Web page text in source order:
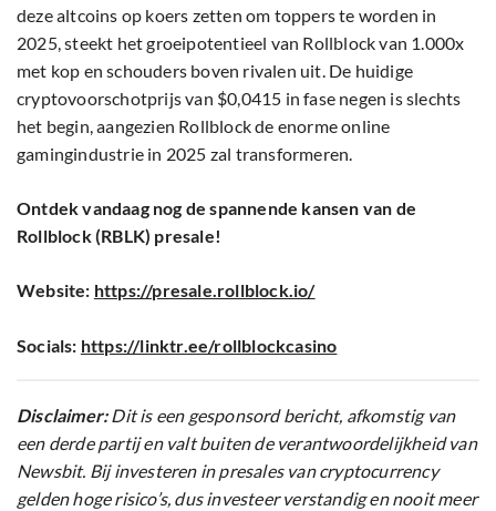
deze altcoins op koers zetten om toppers te worden in
2025, steekt het groeipotentieel van Rollblock van 1.000x
met kop en schouders boven rivalen uit. De huidige
cryptovoorschotprijs van $0,0415 in fase negen is slechts
het begin, aangezien Rollblock de enorme online
gamingindustrie in 2025 zal transformeren.
Ontdek vandaag nog de spannende kansen van de
Rollblock (RBLK) presale!
Website: https://presale.rollblock.io/
Socials: https://linktr.ee/rollblockcasino
Disclaimer:Dit is een gesponsord bericht, afkomstig van
een derde partij en valt buiten de verantwoordelijkheid van
Newsbit. Bij investeren in presales van cryptocurrency
gelden hoge risico’s, dus investeer verstandig en nooit meer